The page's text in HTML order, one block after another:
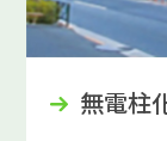
無電柱